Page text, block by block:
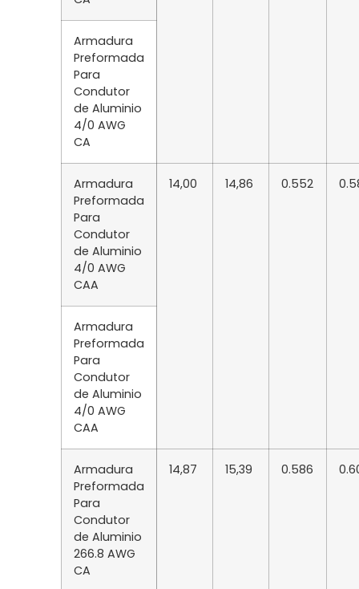
Armadura
Preformada
Para
Condutor
de Aluminio
4/0 AWG
CA
Armadura
Preformada
Para
Condutor
de Aluminio
4/0 AWG
CAA
14,00 14,86 0.552
Armadura
Preformada
Para
Condutor
de Aluminio
4/0 AWG
CAA
Armadura
Preformada
Para
Condutor
de Aluminio
266.8 AWG
CA
14,87 15,39 0.586